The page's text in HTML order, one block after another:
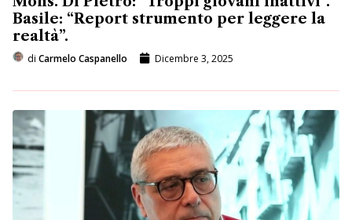
Basile: “Report strumento per leggere la
realtà”.
di Carmelo Caspanello Dicembre 3, 2025